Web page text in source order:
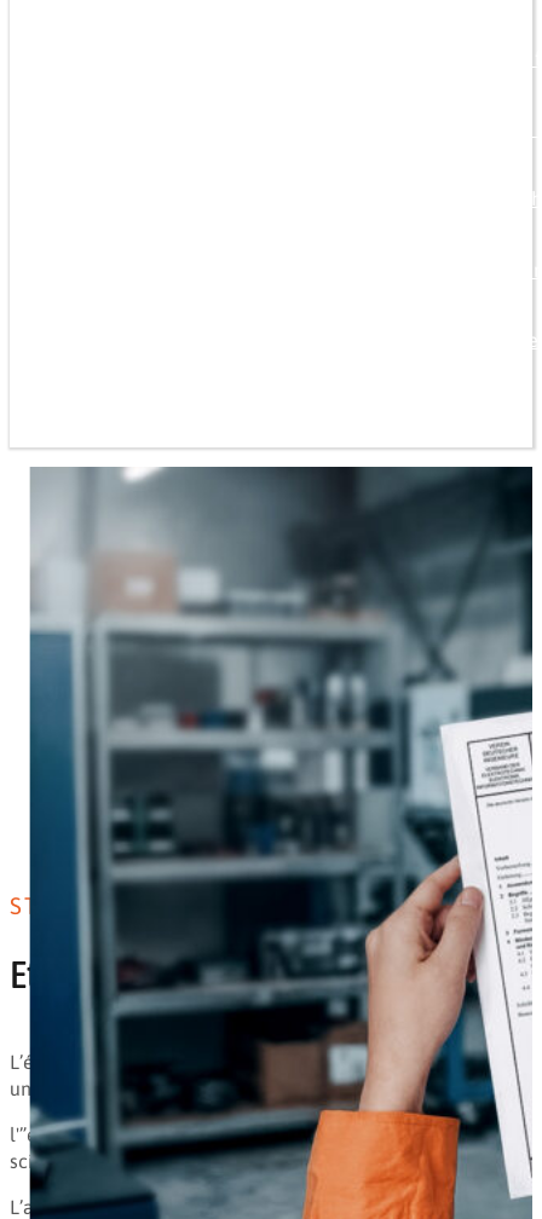
Services pour
STATE OF THE ART
Etat de l’art
L’état de la technique décrit le niveau de développement
une expérience avérées et est considéré comme
l'”état de l’art” se reflète dans les directives, normes et
scientifiques et des solutions techniques éprouvées.
L’alignement systématique des produits et des services sur